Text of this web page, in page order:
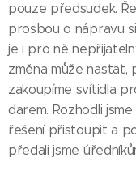
pouze předsudek.
prosbou o nápravu
je i pro ně
změna může nastat,
zakoupíme svítidla
darem. Rozhodli
řešení přistoupit a
předali jsme